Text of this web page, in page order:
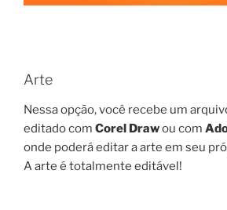
Arte
Nessa opção, você recebe um
editado com Corel Drawou com
onde poderá editar a arte em seu
A arte é totalmente editável!